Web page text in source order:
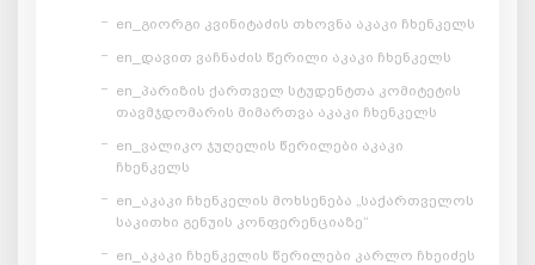
en_გიორგი კვინიტაძის თხოვნა აკაკი ჩხენკელს
en_დავით ვაჩნაძის წერილი აკაკი ჩხენკელს
en_პარიზის ქართველ სტუდენტთა კომიტეტის
თავმჯდომარის მიმართვა აკაკი ჩხენკელს
en_ვალიკო ჯუღელის წერილები აკაკი
ჩხენკელს
en_აკაკი ჩხენკელის მოხსენება „საქართველოს
საკითხი გენუის კონფერენციაზე“
en_აკაკი ჩხენკელის წერილები კარლო ჩხეიძეს